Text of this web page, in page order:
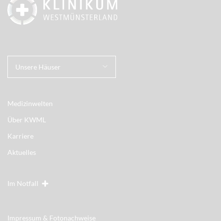
Unsere Häuser
Medizinwelten
Über KWML
Karriere
Aktuelles
Im Notfall
Impressum & Fotonachweise